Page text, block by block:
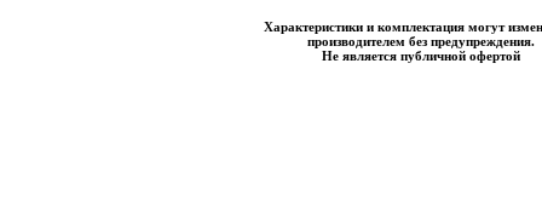
Характеристики и комплектация могут
производителем без предупреждения.
Не является публичной офертой